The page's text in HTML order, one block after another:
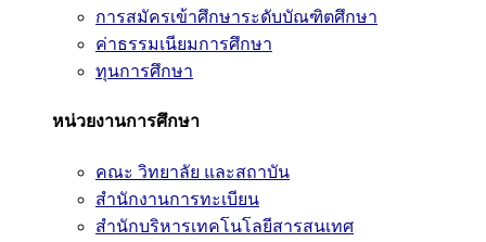
การสมัครเข้าศึกษาระดับบัณฑิตศึกษา
ค่าธรรมเนียมการศึกษา
ทุนการศึกษา
หน่วยงานการศึกษา
คณะ วิทยาลัย และสถาบัน
สำนักงานการทะเบียน
สำนักบริหารเทคโนโลยีสารสนเทศ